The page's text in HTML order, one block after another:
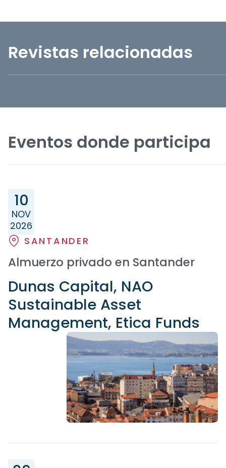
Revistas relacionadas
Eventos donde participa
10
NOV
2026
SANTANDER
Almuerzo privado en Santander
Dunas Capital, NAO
Sustainable Asset
Management, Etica Funds